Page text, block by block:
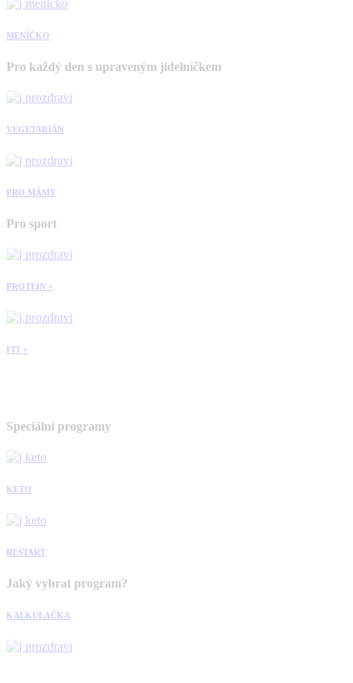
MENÍČKO
Pro každý den s upraveným jídelníčkem
VEGETARIÁN
PRO MÁMY
Pro sport
PROTEIN +
FIT +
Speciální programy
KETO
RESTART
Jaký vybrat program?
KALKULAČKA